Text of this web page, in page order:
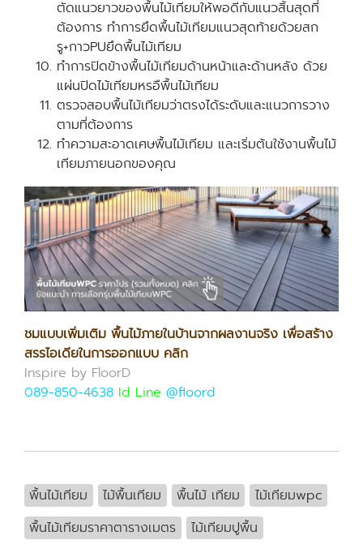
ตัดแนวยาวของพื้นไม้เทียมให้พอดีกับแนวสิ้นสุดที่
ต้องการ ทำการยึดพื้นไม้เทียมแนวสุดท้ายด้วยสก
รู+กาวPUยึดพื้นไม้เทียม
ทำการปิดข้างพื้นไม้เทียมด้านหน้าและด้านหลัง ด้วย
แผ่นปิดไม้เทียมหรอืพื้นไม้เทียม
ตรวจสอบพื้นไม้เทียมว่าตรงได้ระดับและแนวการวาง
ตามที่ต้องการ
ทำความสะอาดเศษพื้นไม้เทียม และเริ่มต้นใช้งานพื้นไม้
เทียมภายนอกของคุณ
ชมแบบเพิ่มเติม พื้นไม้ภายในบ้านจากผลงานจริง เพื่อสร้าง
สรรไอเดียในการออกแบบ คลิก
Inspire by FloorD
089-850-4638 Id Line @floord
พื้นไม้เทียม ไม้พื้นเทียม พื้นไม้ เทียม
ไม้เทียมwpc
พื้นไม้เทียมราคาตารางเมตร
ไม้เทียมปูพื้น